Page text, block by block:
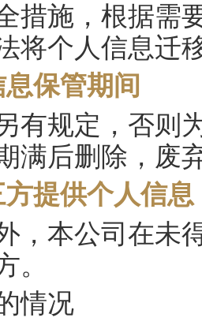
措施，根据需
将个人信息迁
保管期间
有规定，否则
满后删除，废
提供个人信息
，本公司在未
。
情况